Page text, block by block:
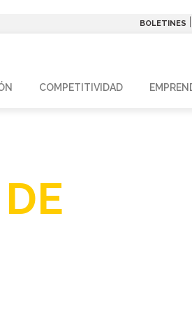
BOLETINES
COMPETITIVIDAD